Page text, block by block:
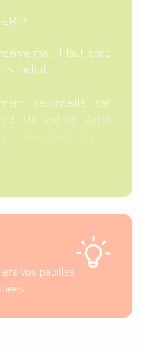
?
mal, il faut donc
l’achat.
déconseillé car
Un endroit plutôt
convient tout à fait. Il
vos papilles